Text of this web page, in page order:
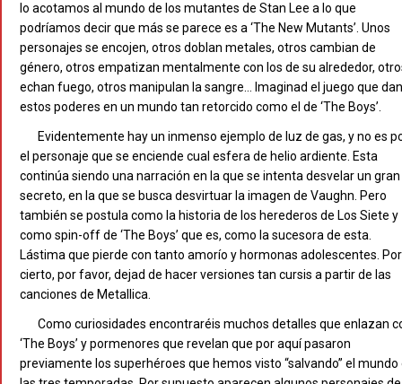
lo acotamos al mundo de los mutantes de Stan Lee a lo que
podríamos decir que más se parece es a ‘The New Mutants’. Unos
personajes se encojen, otros doblan metales, otros cambian de
género, otros empatizan mentalmente con los de su alrededor,
echan fuego, otros manipulan la sangre… Imaginad el juego que dan
estos poderes en un mundo tan retorcido como el de ‘The Boys’.
Evidentemente hay un inmenso ejemplo de luz de gas, y no es
el personaje que se enciende cual esfera de helio ardiente. Esta
continúa siendo una narración en la que se intenta desvelar un gran
secreto, en la que se busca desvirtuar la imagen de Vaughn. Pero
también se postula como la historia de los herederos de Los Siete y
como spin-off de ‘The Boys’ que es, como la sucesora de esta.
Lástima que pierde con tanto amorío y hormonas adolescentes. Por
cierto, por favor, dejad de hacer versiones tan cursis a partir de las
canciones de Metallica.
Como curiosidades encontraréis muchos detalles que enlazan
‘The Boys’ y pormenores que revelan que por aquí pasaron
previamente los superhéroes que hemos visto “salvando” el mundo